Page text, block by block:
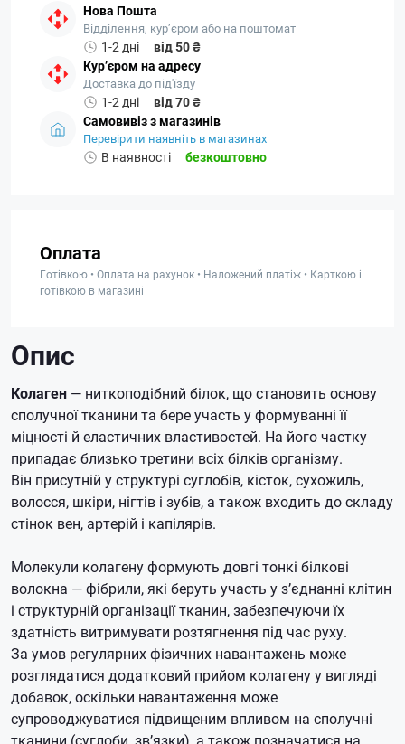
Нова Пошта
Відділення, кур’єром або на поштомат
1-2 дні
від 50 ₴
Кур’єром на адресу
Доставка до під'їзду
1-2 дні
від 70 ₴
Самовивіз з магазинів
Перевірити наявніть в магазинах
В наявності безкоштовно
Оплата
Готівкою • Оплата на рахунок • Наложений платіж • Карткою і
готівкою в магазині
Опис
Колаген — ниткоподібний білок, що становить основу
сполучної тканини та бере участь у формуванні її
міцності й еластичних властивостей. На його частку
припадає близько третини всіх білків організму.
Він присутній у структурі суглобів, кісток, сухожиль,
волосся, шкіри, нігтів і зубів, а також входить до складу
стінок вен, артерій і капілярів.
Молекули колагену формують довгі тонкі білкові
волокна — фібрили, які беруть участь у з’єднанні клітин
і структурній організації тканин, забезпечуючи їх
здатність витримувати розтягнення під час руху.
За умов регулярних фізичних навантажень може
розглядатися додатковий прийом колагену у вигляді
добавок, оскільки навантаження може
супроводжуватися підвищеним впливом на сполучні
тканини (суглоби, зв’язки), а також позначатися на